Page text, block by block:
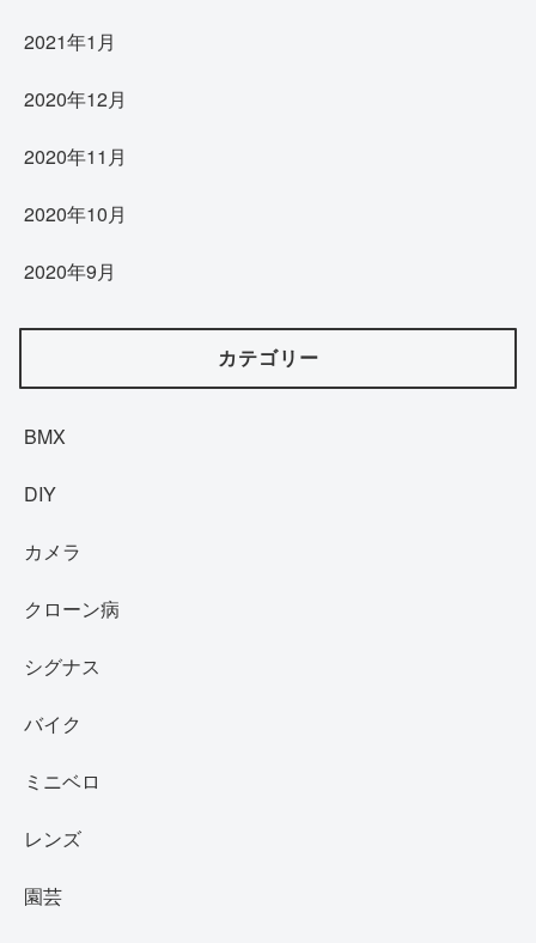
2021年1月
2020年12月
2020年11月
2020年10月
2020年9月
カテゴリー
BMX
DIY
カメラ
クローン病
シグナス
バイク
ミニベロ
レンズ
園芸